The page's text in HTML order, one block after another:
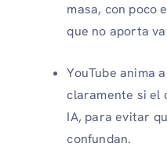
masa, con poco
que no aporta
YouTube anima
claramente si el
IA, para evitar
confundan.